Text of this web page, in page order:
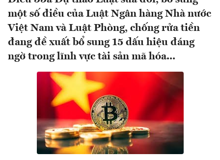
một số điều của Luật Ngân hàng Nhà nước
Việt Nam và Luật Phòng, chống rửa tiền
đang đề xuất bổ sung 15 dấu hiệu đáng
ngờ trong lĩnh vực tài sản mã hóa...